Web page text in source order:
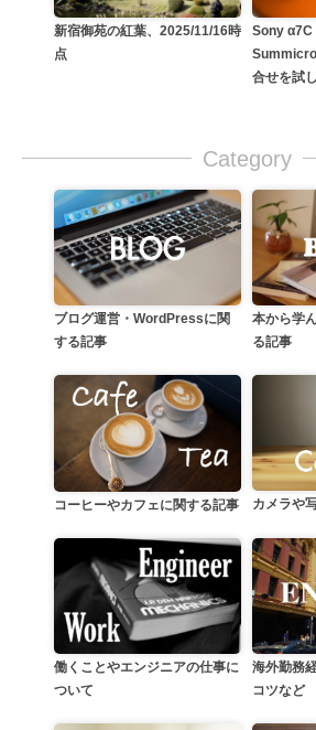
新宿御苑の紅葉、2025/11/16時
点
Sony α7C
合せを試
Category
ブログ運営・WordPressに関
する記事
本から学
る記事
コーヒーやカフェに関する記事 カメラや
働くことやエンジニアの仕事に
ついて
海外勤務
コツなど